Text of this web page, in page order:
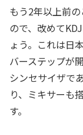
もう2年以上前
ので、改めて
ょう。これは日
バーステップが
シンセサイザで
り、ミキサーも
す。